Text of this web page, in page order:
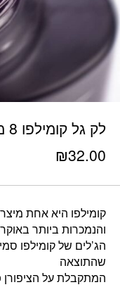
לק גל קומילפו 8 מל D101
₪32.00
קומילפו היא אחת
והנמכרות ביותר
הג’לים של קומילפו
שהתוצאה
המתקבלת על